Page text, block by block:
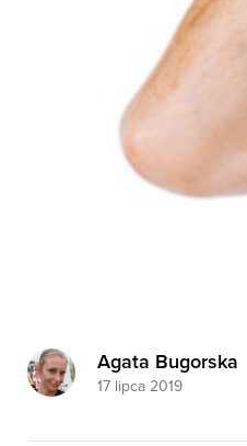
Agata Bugorska
17 lipca 2019